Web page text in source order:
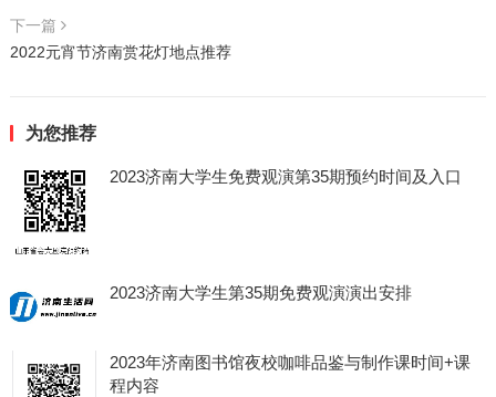
下一篇
2022元宵节济南赏花灯地点推荐
为您推荐
2023济南大学生免费观演第35期预约时间及入口
2023济南大学生第35期免费观演演出安排
2023年济南图书馆夜校咖啡品鉴与制作课时间+课
程内容